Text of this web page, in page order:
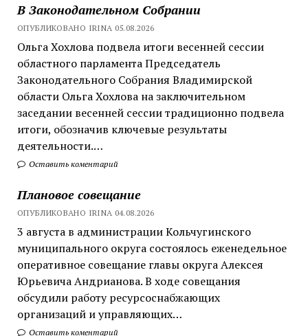
В Законодательном Собрании
ОПУБЛИКОВАНО IRINA 05.08.2026
Ольга Хохлова подвела итоги весенней сессии
областного парламента Председатель
Законодательного Собрания Владимирской
области Ольга Хохлова на заключительном
заседании весенней сессии традиционно подвела
итоги, обозначив ключевые результаты
деятельности.…
Оставить коментарий
Плановое совещание
ОПУБЛИКОВАНО IRINA 04.08.2026
3 августа в администрации Кольчугинского
муниципального округа состоялось еженедельное
оперативное совещание главы округа Алексея
Юрьевича Андрианова. В ходе совещания
обсудили работу ресурсоснабжающих
организаций и управляющих…
Оставить коментарий